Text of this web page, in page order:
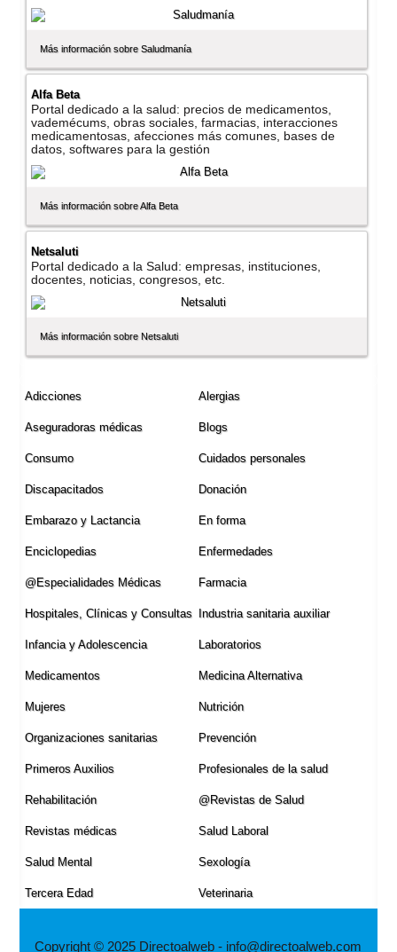
Más información sobre Saludmaní­a
Alfa Beta
Portal dedicado a la salud: precios de medicamentos,
vademécums, obras sociales, farmacias, interacciones
medicamentosas, afecciones más comunes, bases de
datos, softwares para la gestión
Más información sobre Alfa Beta
Netsaluti
Portal dedicado a la Salud: empresas, instituciones,
docentes, noticias, congresos, etc.
Más información sobre Netsaluti
Adicciones Alergias
Aseguradoras médicas Blogs
Consumo Cuidados personales
Discapacitados Donación
Embarazo y Lactancia En forma
Enciclopedias Enfermedades
@Especialidades Médicas Farmacia
Hospitales, Clí­nicas y Consultas Industria sanitaria auxiliar
Infancia y Adolescencia Laboratorios
Medicamentos Medicina Alternativa
Mujeres Nutrición
Organizaciones sanitarias Prevención
Primeros Auxilios Profesionales de la salud
Rehabilitación @Revistas de Salud
Revistas médicas Salud Laboral
Salud Mental Sexologí­a
Tercera Edad Veterinaria
Copyright © 2025 Directoalweb - info@directoalweb.com